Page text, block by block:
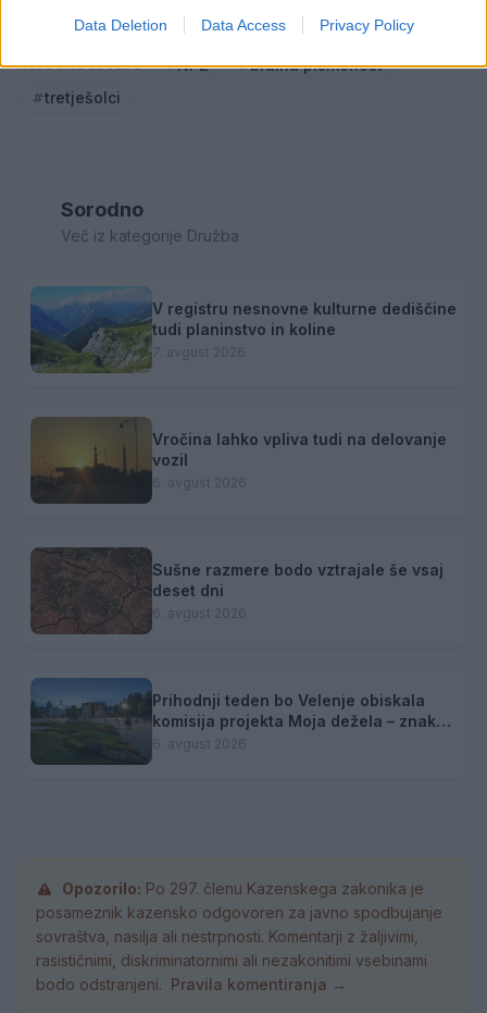
Data Deletion Data Access Privacy Policy
Družba
KLJUČNE BESEDE NPZ
bralna pismenost
tretješolci
Sorodno
Več iz kategorije Družba
V registru nesnovne kulturne dediščine
tudi planinstvo in koline
7. avgust 2026
Vročina lahko vpliva tudi na delovanje
vozil
6. avgust 2026
Sušne razmere bodo vztrajale še vsaj
deset dni
6. avgust 2026
Prihodnji teden bo Velenje obiskala
komisija projekta Moja dežela – znak
gostoljubnosti
6. avgust 2026
Opozorilo: Po 297. členu Kazenskega zakonika je
posameznik kazensko odgovoren za javno spodbujanje
sovraštva, nasilja ali nestrpnosti. Komentarji z žaljivimi,
rasističnimi, diskriminatornimi ali nezakonitimi vsebinami
bodo odstranjeni.
Pravila komentiranja →